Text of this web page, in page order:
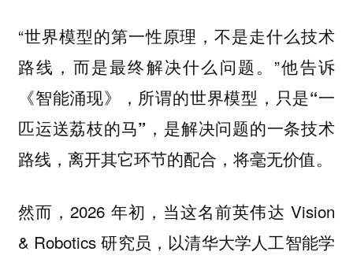
“世界模型的第一性原理，不是走什么技术
路线，而是最终解决什么问题。”他告诉
《智能涌现》， 所谓的世界模型，只是“一
匹运送荔枝的马”，是解决问题的一条技术
路线，离开其它环节的配合，将毫无价值。
然而，2026 年初，当这名前英伟达 Vision
& Robotics 研究员，以清华大学人工智能学